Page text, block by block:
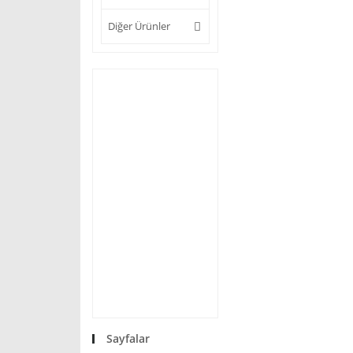
Diğer Ürünler
Sayfalar